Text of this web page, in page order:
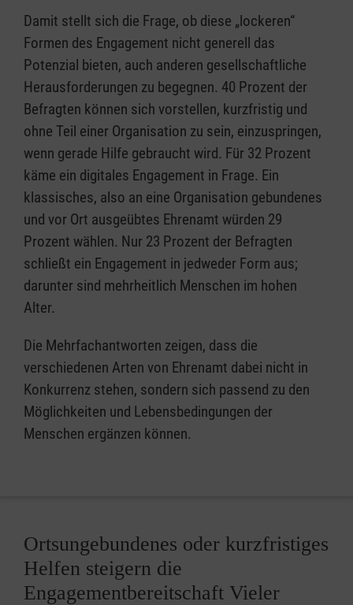
Damit stellt sich die Frage, ob diese „lockeren“
Formen des Engagement nicht generell das
Potenzial bieten, auch anderen gesellschaftliche
Herausforderungen zu begegnen. 40 Prozent der
Befragten können sich vorstellen, kurzfristig und
ohne Teil einer Organisation zu sein, einzuspringen,
wenn gerade Hilfe gebraucht wird. Für 32 Prozent
käme ein digitales Engagement in Frage. Ein
klassisches, also an eine Organisation gebundenes
und vor Ort ausgeübtes Ehrenamt würden 29
Prozent wählen. Nur 23 Prozent der Befragten
schließt ein Engagement in jedweder Form aus;
darunter sind mehrheitlich Menschen im hohen
Alter.
Die Mehrfachantworten zeigen, dass die
verschiedenen Arten von Ehrenamt dabei nicht in
Konkurrenz stehen, sondern sich passend zu den
Möglichkeiten und Lebensbedingungen der
Menschen ergänzen können.
Ortsungebundenes oder kurzfristiges
Helfen steigern die
Engagementbereitschaft Vieler